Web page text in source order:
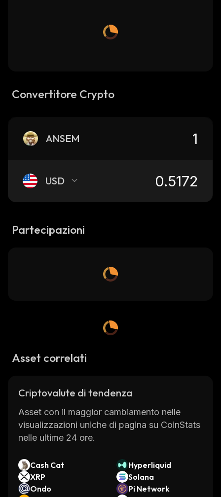
Convertitore Crypto
ANSEM
USD
Partecipazioni
Asset correlati
Criptovalute di tendenza
Asset con il maggior cambiamento nelle
visualizzazioni uniche di pagina su CoinStats
nelle ultime 24 ore.
Cash Cat
Hyperliquid
XRP
Solana
Ondo
Pi Network